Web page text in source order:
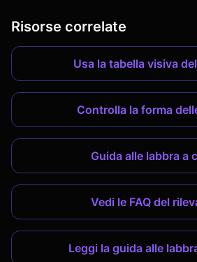
Risorse correlate
Usa la tabella visiva
Controlla la forma
Guida alle labbra a
Vedi le FAQ del
Leggi la guida alle